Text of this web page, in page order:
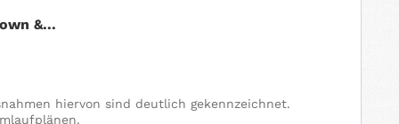
&...
hiervon sind deutlich gekennzeichnet.